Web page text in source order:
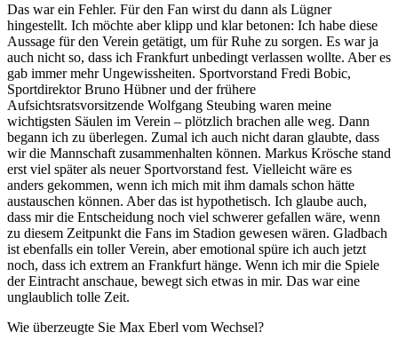
Das war ein Fehler. Für den Fan wirst du dann als Lügner
hingestellt. Ich möchte aber klipp und klar betonen: Ich habe diese
Aussage für den Verein getätigt, um für Ruhe zu sorgen. Es war ja
auch nicht so, dass ich Frankfurt unbedingt verlassen wollte. Aber es
gab immer mehr Ungewissheiten. Sportvorstand Fredi Bobic,
Sportdirektor Bruno Hübner und der frühere
Aufsichtsratsvorsitzende Wolfgang Steubing waren meine
wichtigsten Säulen im Verein – plötzlich brachen alle weg. Dann
begann ich zu überlegen. Zumal ich auch nicht daran glaubte, dass
wir die Mannschaft zusammenhalten können. Markus Krösche stand
erst viel später als neuer Sportvorstand fest. Vielleicht wäre es
anders gekommen, wenn ich mich mit ihm damals schon hätte
austauschen können. Aber das ist hypothetisch. Ich glaube auch,
dass mir die Entscheidung noch viel schwerer gefallen wäre, wenn
zu diesem Zeitpunkt die Fans im Stadion gewesen wären. Gladbach
ist ebenfalls ein toller Verein, aber emotional spüre ich auch jetzt
noch, dass ich extrem an Frankfurt hänge. Wenn ich mir die Spiele
der Eintracht anschaue, bewegt sich etwas in mir. Das war eine
unglaublich tolle Zeit.
Wie überzeugte Sie Max Eberl vom Wechsel?